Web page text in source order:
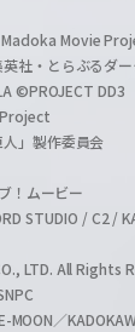
Movie
社・とらぶるダ
©PROJECT DD3
」製作委員会
！ムービー
STUDIO / C2 /
LTD. All Rights
／